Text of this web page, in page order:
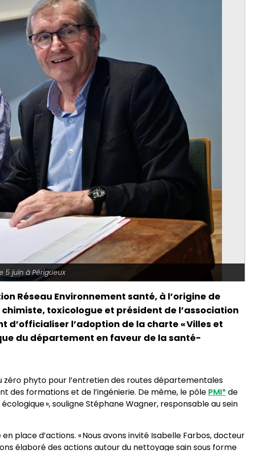
5 juin à Périgueux
Réseau Environnement santé, à l’origine de
toxicologue et président de l’association
d’officialiser l’adoption de la charte « Villes et
du département en faveur de la santé-
zéro phyto pour l’entretien des routes départementales
des formations et de l’ingénierie. De même, le pôle PMI* de
», souligne Stéphane Wagner, responsable au sein
place d’actions. « Nous avons invité Isabelle Farbos, docteur
élaboré des actions autour du nettoyage sain sous forme